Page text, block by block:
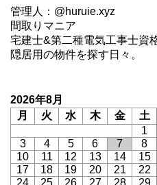
管理人：@huruie.xyz
間取りマニア
宅建士&第二種電気工事士資
隠居用の物件を探す日々。
2026年8月
月
火 水 木 金 土
1
3
4 5 6 7 8
10
11 12 13 14 15
17
18 19 20 21 22